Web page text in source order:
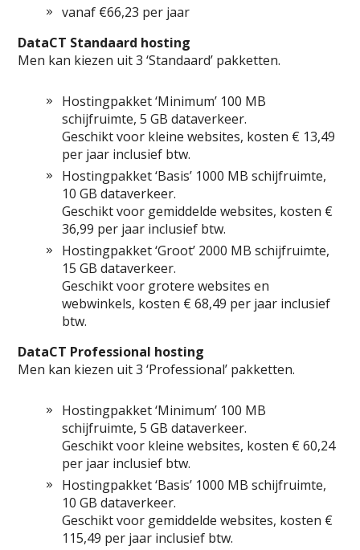
vanaf €66,23 per jaar
DataCT Standaard hosting
Men kan kiezen uit 3 ‘Standaard’ pakketten.
Hostingpakket ‘Minimum’ 100 MB
schijfruimte, 5 GB dataverkeer.
Geschikt voor kleine websites, kosten € 13,49
per jaar inclusief btw.
Hostingpakket ‘Basis’ 1000 MB schijfruimte,
10 GB dataverkeer.
Geschikt voor gemiddelde websites, kosten €
36,99 per jaar inclusief btw.
Hostingpakket ‘Groot’ 2000 MB schijfruimte,
15 GB dataverkeer.
Geschikt voor grotere websites en
webwinkels, kosten € 68,49 per jaar inclusief
btw.
DataCT Professional hosting
Men kan kiezen uit 3 ‘Professional’ pakketten.
Hostingpakket ‘Minimum’ 100 MB
schijfruimte, 5 GB dataverkeer.
Geschikt voor kleine websites, kosten € 60,24
per jaar inclusief btw.
Hostingpakket ‘Basis’ 1000 MB schijfruimte,
10 GB dataverkeer.
Geschikt voor gemiddelde websites, kosten €
115,49 per jaar inclusief btw.